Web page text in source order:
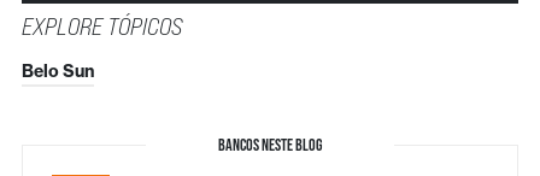
EXPLORE TÓPICOS
Belo Sun
BANCOS NESTE BLOG